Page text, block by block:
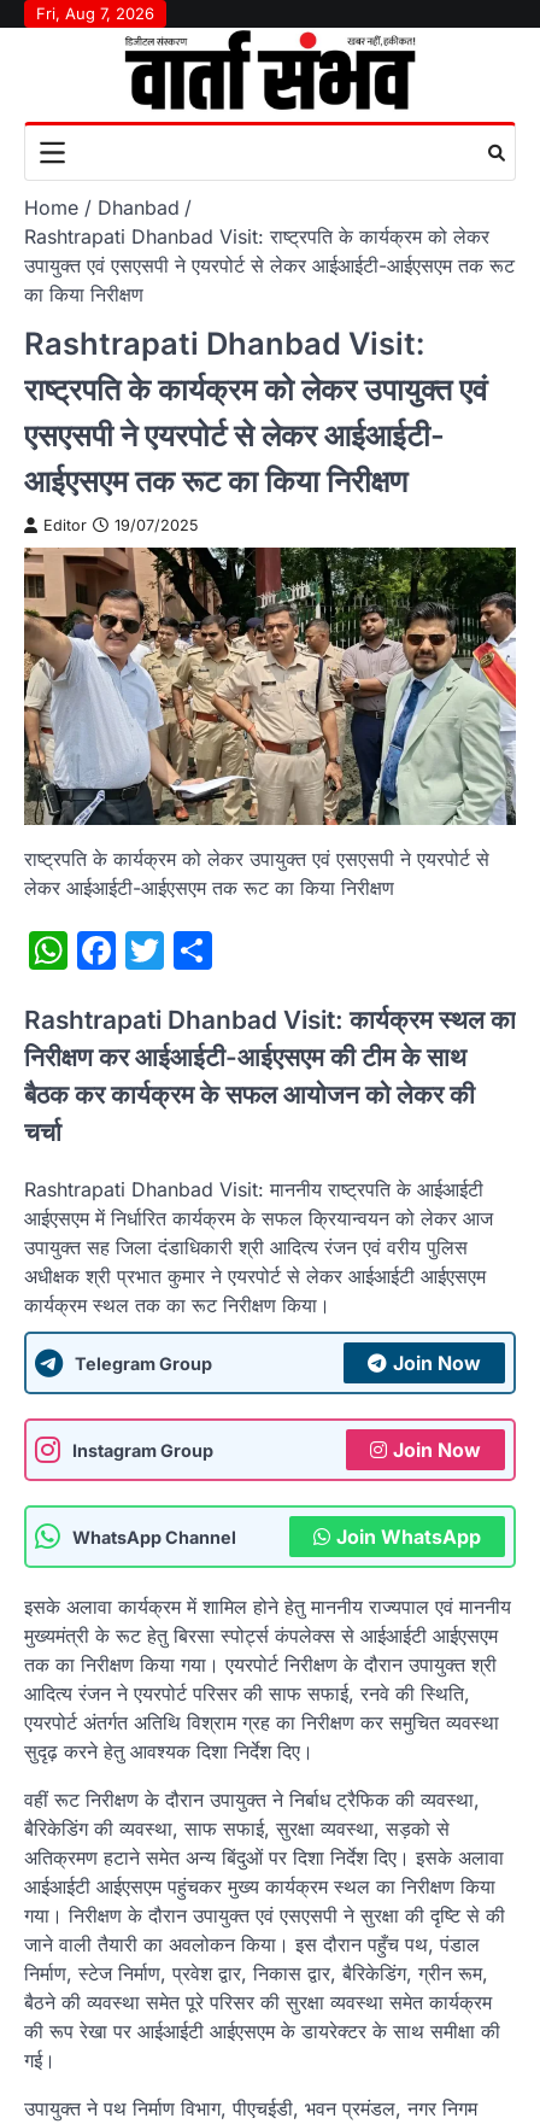
SkipFri, Aug 7, 2026
Home
Dhanbad
Rashtrapati Dhanbad Visit: राष्ट्रपति के कार्यक्रम को लेकर
उपायुक्त एवं एसएसपी ने एयरपोर्ट से लेकर आईआईटी-आईएसएम तक रूट
का किया निरीक्षण
Rashtrapati Dhanbad Visit:
राष्ट्रपति के कार्यक्रम को लेकर उपायुक्त एवं
एसएसपी ने एयरपोर्ट से लेकर आईआईटी-
आईएसएम तक रूट का किया निरीक्षण
Editor 19/07/2025
राष्ट्रपति के कार्यक्रम को लेकर उपायुक्त एवं एसएसपी ने एयरपोर्ट से
लेकर आईआईटी-आईएसएम तक रूट का किया निरीक्षण
WhatsApp
Facebook
Twitter
Rashtrapati Dhanbad Visit: कार्यक्रम स्थल का
निरीक्षण कर आईआईटी-आईएसएम की टीम के साथ
बैठक कर कार्यक्रम के सफल आयोजन को लेकर की
चर्चा
Rashtrapati Dhanbad Visit: माननीय राष्ट्रपति के आईआईटी
आईएसएम में निर्धारित कार्यक्रम के सफल क्रियान्वयन को लेकर आज
उपायुक्त सह जिला दंडाधिकारी श्री आदित्य रंजन एवं वरीय पुलिस
अधीक्षक श्री प्रभात कुमार ने एयरपोर्ट से लेकर आईआईटी आईएसएम
कार्यक्रम स्थल तक का रूट निरीक्षण किया।
Telegram Group Join Now
Instagram Group Join Now
WhatsApp Channel Join WhatsApp
इसके अलावा कार्यक्रम में शामिल होने हेतु माननीय राज्यपाल एवं माननीय
मुख्यमंत्री के रूट हेतु बिरसा स्पोर्ट्स कंपलेक्स से आईआईटी आईएसएम
तक का निरीक्षण किया गया। एयरपोर्ट निरीक्षण के दौरान उपायुक्त श्री
आदित्य रंजन ने एयरपोर्ट परिसर की साफ सफाई, रनवे की स्थिति,
एयरपोर्ट अंतर्गत अतिथि विश्राम ग्रह का निरीक्षण कर समुचित व्यवस्था
सुदृढ़ करने हेतु आवश्यक दिशा निर्देश दिए।
वहीं रूट निरीक्षण के दौरान उपायुक्त ने निर्बाध ट्रैफिक की व्यवस्था,
बैरिकेडिंग की व्यवस्था, साफ सफाई, सुरक्षा व्यवस्था, सड़को से
अतिक्रमण हटाने समेत अन्य बिंदुओं पर दिशा निर्देश दिए। इसके अलावा
आईआईटी आईएसएम पहुंचकर मुख्य कार्यक्रम स्थल का निरीक्षण किया
गया। निरीक्षण के दौरान उपायुक्त एवं एसएसपी ने सुरक्षा की दृष्टि से की
जाने वाली तैयारी का अवलोकन किया। इस दौरान पहुँच पथ, पंडाल
निर्माण, स्टेज निर्माण, प्रवेश द्वार, निकास द्वार, बैरिकेडिंग, ग्रीन रूम,
बैठने की व्यवस्था समेत पूरे परिसर की सुरक्षा व्यवस्था समेत कार्यक्रम
की रूप रेखा पर आईआईटी आईएसएम के डायरेक्टर के साथ समीक्षा की
गई।
उपायुक्त ने पथ निर्माण विभाग, पीएचईडी, भवन प्रमंडल, नगर निगम